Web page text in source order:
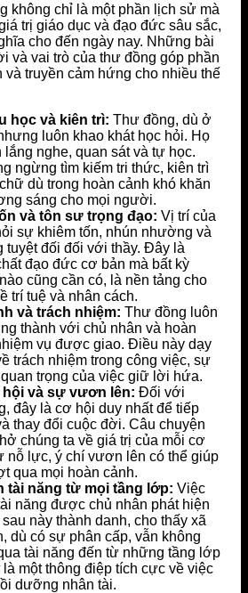
không chỉ là một phần lịch sử mà
trị giáo dục và đạo đức sâu sắc,
cho đến ngày nay. Những bài
và vai trò của thư đồng góp phần
và truyền cảm hứng cho nhiều thế
học và kiên trì: Thư đồng, dù ở
luôn khao khát học hỏi. Họ
nghe, quan sát và tự học.
ngừng tìm kiếm tri thức, kiên trì
dù trong hoàn cảnh khó khăn
sáng cho mọi người.
và tôn sư trọng đạo: Vị trí của
sự khiêm tốn, nhún nhường và
tuyệt đối đối với thầy. Đây là
đạo đức cơ bản mà bất kỳ
cũng cần có, là nền tảng cho
trí tuệ và nhân cách.
và trách nhiệm: Thư đồng luôn
thành với chủ nhân và hoàn
vụ được giao. Điều này dạy
trách nhiệm trong công việc, sự
trọng của việc giữ lời hứa.
hội và sự vươn lên: Đối với
đây là cơ hội duy nhất để tiếp
thay đổi cuộc đời. Câu chuyện
chúng ta về giá trị của mỗi cơ
nỗ lực, ý chí vươn lên có thể giúp
qua mọi hoàn cảnh.
tài năng từ mọi tầng lớp: Việc
năng được chủ nhân phát hiện
này thành danh, cho thấy xã
dù có sự phân cấp, vẫn không
tài năng đến từ những tầng lớp
một thông điệp tích cực về việc
dưỡng nhân tài.